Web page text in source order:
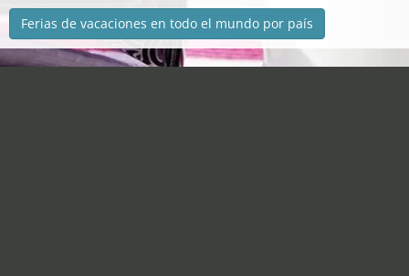
Ferias de vacaciones en todo el mundo por país